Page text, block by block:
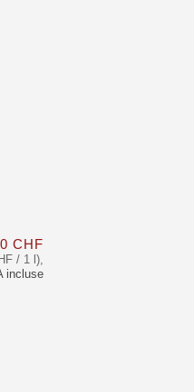
/ 1 l),
incluse
CHFSeulement 10.40 CHF